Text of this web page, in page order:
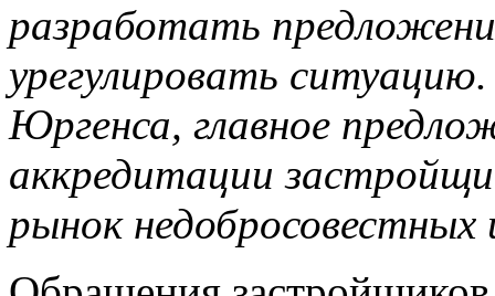
разработать
урегулировать
Юргенса, главное
аккредитации
рынок